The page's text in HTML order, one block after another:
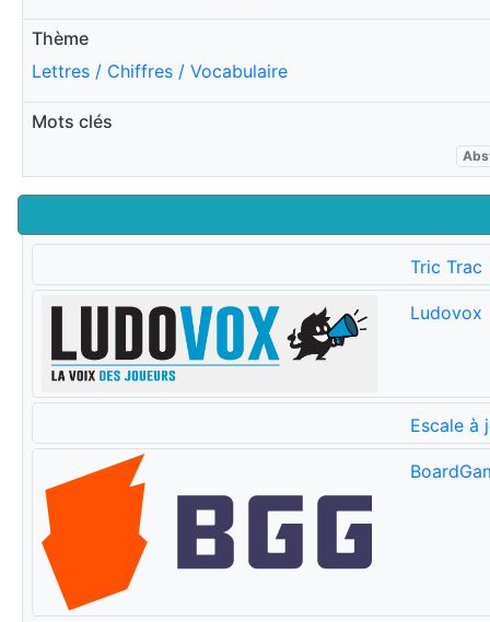
Thème
Lettres / Chiffres / Vocabulaire
Mots clés
Tric Trac
Ludovox
Escale à